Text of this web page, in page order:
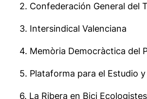
2. Confederación General del
3. Intersindical Valenciana
4. Memòria Democràctica del
5. Plataforma para el Estudio
6. La Ribera en Bici